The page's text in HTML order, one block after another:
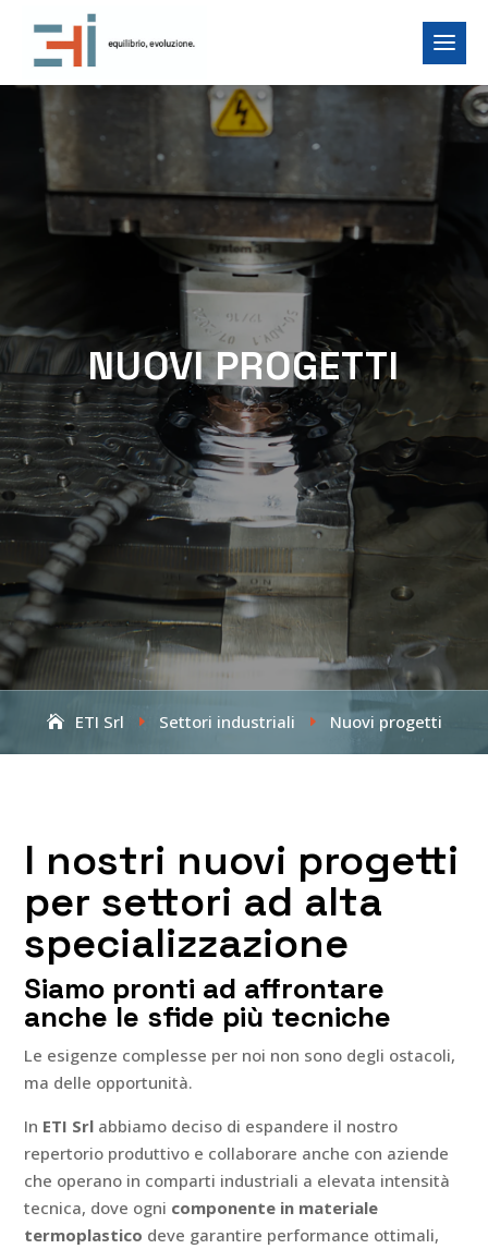
NUOVI PROGETTI
ETI Srl E Settori industriali E Nuovi progetti
I nostri nuovi progetti
per settori ad alta
specializzazione
Siamo pronti ad affrontare
anche le sfide più tecniche
Le esigenze complesse per noi non sono degli ostacoli,
ma delle opportunità.
In ETI Srl abbiamo deciso di espandere il nostro
repertorio produttivo e collaborare anche con aziende
che operano in comparti industriali a elevata intensità
tecnica, dove ogni componente in materiale
termoplastico deve garantire performance ottimali,